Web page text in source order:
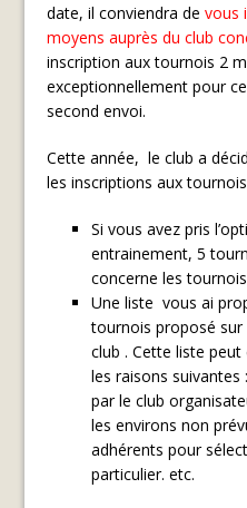
date, il conviendra devous
moyens auprès du club
inscription aux tournois 2
exceptionnellement pour
second envoi.
Cette année, le club a
les inscriptions aux
Si vous avez pris
entrainement, 5
concerne les
Une liste vous ai
tournois proposé
club . Cette liste
les raisons suivantes
par le club
les environs non
adhérents pour
particulier. etc.